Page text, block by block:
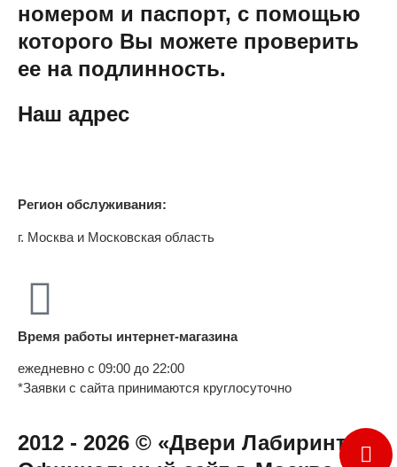
номером и паспорт, с помощью
которого Вы можете проверить
ее на подлинность.
Наш адрес
Регион обслуживания:
г. Москва и Московская область
Время работы интернет-магазина
ежедневно с 09:00 до 22:00
*Заявки с сайта принимаются круглосуточно
2012 - 2026 © «Двери Лабиринт» -